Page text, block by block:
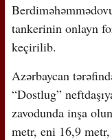
tankerinin onlayn
keçirilib.
Azərbaycan
“Dostlug”
zavodunda inşa
metr, eni 16,9